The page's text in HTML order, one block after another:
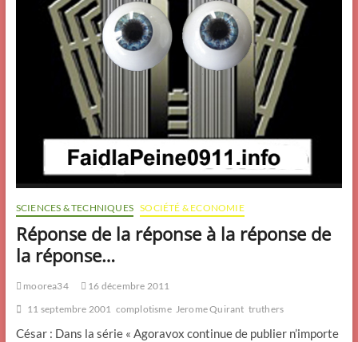
SCIENCES & TECHNIQUES SOCIÉTÉ & ECONOMIE
Réponse de la réponse à la réponse de
la réponse…
moorea34
16 décembre 2011
11 septembre 2001 complotisme Jerome Quirant truthers
César : Dans la série « Agoravox continue de publier n’importe